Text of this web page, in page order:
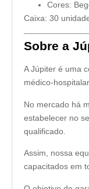
Cores:
Caixa: 30
Sobre a
A Júpiter é uma
médico-
No mercado há
estabelecer no
qualificado.
Assim, nossa
capacitados em